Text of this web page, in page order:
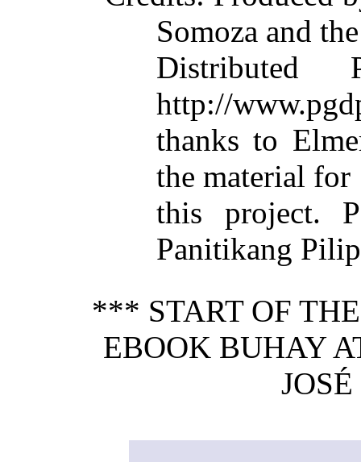
Somoza and
Distributed
http://
thanks to
the material for
this project.
Panitikang
*** START OF
EBOOK BUHAY